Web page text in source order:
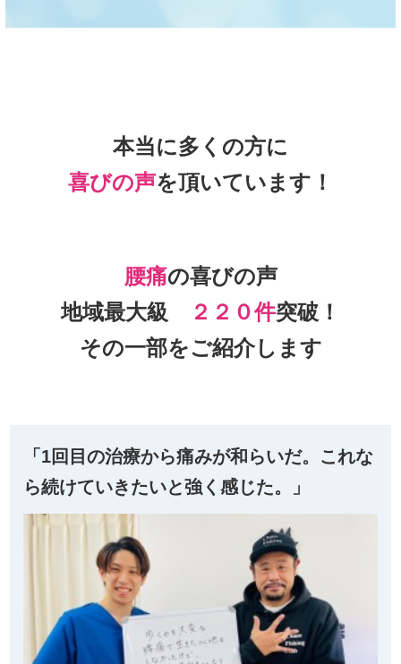
本当に多くの方に
喜びの声を頂いています！
腰痛の喜びの声
地域最大級
２２０件突破！
その一部をご紹介します
「1回目の治療から痛みが和らいだ。これな
ら続けていきたいと強く感じた。」